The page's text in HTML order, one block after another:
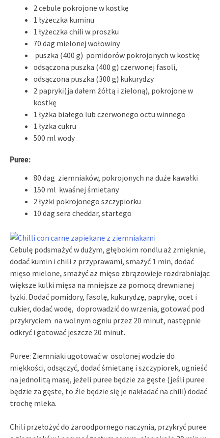
2 cebule pokrojone w kostkę
1 łyżeczka kuminu
1 łyżeczka chili w proszku
70 dag mielonej wołowiny
puszka (400 g) pomidorów pokrojonych w kostkę
odsączona puszka (400 g) czerwonej fasoli,
odsączona puszka (300 g) kukurydzy
2 papryki(ja dałem żółtą i zieloną), pokrojone w
kostkę
1 łyżka białego lub czerwonego octu winnego
1 łyżka cukru
500 ml wody
Puree:
80 dag ziemniaków, pokrojonych na duże kawałki
150 ml kwaśnej śmietany
2 łyżki pokrojonego szczypiorku
10 dag sera cheddar, startego
Cebulę podsmażyć w dużym, głębokim rondlu aż zmięknie,
dodać kumin i chili z przyprawami, smażyć 1 min, dodać
mięso mielone, smażyć aż mięso zbrązowieje rozdrabniając
większe kulki mięsa na mniejsze za pomocą drewnianej
łyżki. Dodać pomidory, fasolę, kukurydzę, paprykę, ocet i
cukier, dodać wodę, doprowadzić do wrzenia, gotować pod
przykryciem na wolnym ogniu przez 20 minut, następnie
odkryć i gotować jeszcze 20 minut.
Puree: Ziemniaki ugotować w osolonej wodzie do
miękkości, odsączyć, dodać śmietanę i szczypiorek, ugnieść
na jednolitą masę, jeżeli puree będzie za gęste (jeśli puree
będzie za gęste, to źle będzie się je nakładać na chili) dodać
trochę mleka.
Chili przełożyć do żaroodpornego naczynia, przykryć puree